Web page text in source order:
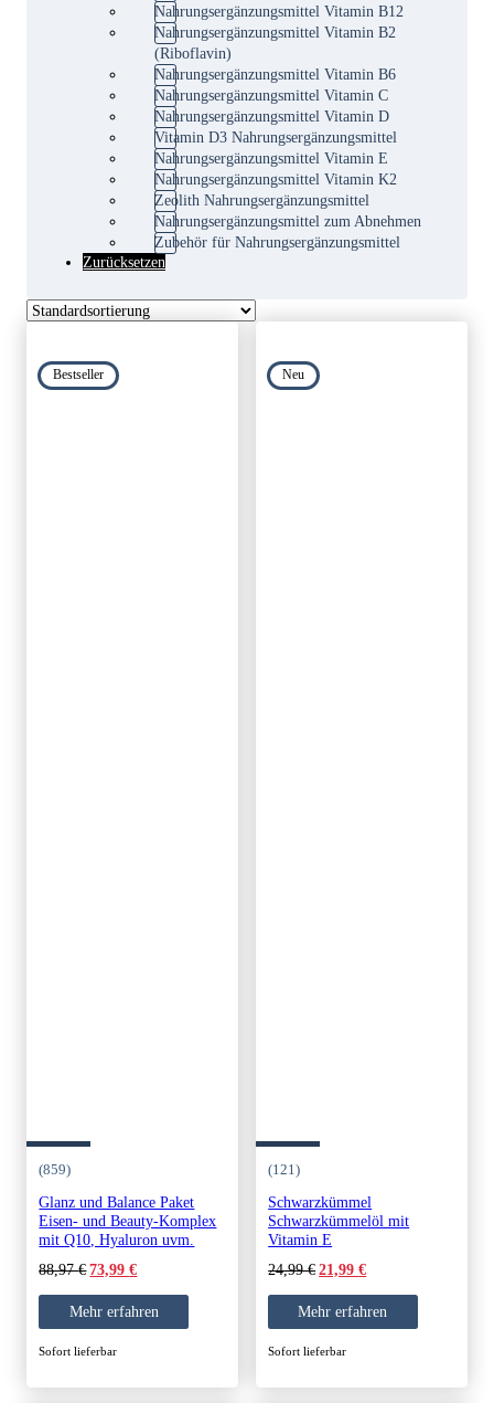
Nahrungsergänzungsmittel Vitamin B12
Nahrungsergänzungsmittel Vitamin B2
(Riboflavin)
Nahrungsergänzungsmittel Vitamin B6
Nahrungsergänzungsmittel Vitamin C
Nahrungsergänzungsmittel Vitamin D
Vitamin D3 Nahrungsergänzungsmittel
Nahrungsergänzungsmittel Vitamin E
Nahrungsergänzungsmittel Vitamin K2
Zeolith Nahrungsergänzungsmittel
Nahrungsergänzungsmittel zum Abnehmen
Zubehör für Nahrungsergänzungsmittel
Zurücksetzen
(859)
Glanz und Balance Paket
Eisen- und Beauty-Komplex
mit Q10, Hyaluron uvm.
88,97€Original
was:
88,97 €.
73,99€Current
is:
73,99 €.
Mehr erfahren
Sofort lieferbar
Bestseller
(121)
Schwarzkümmel
Schwarzkümmelöl mit
Vitamin E
24,99€Original
was:
24,99 €.
21,99€Current
is:
21,99 €.
Mehr erfahren
Sofort lieferbar
Neu